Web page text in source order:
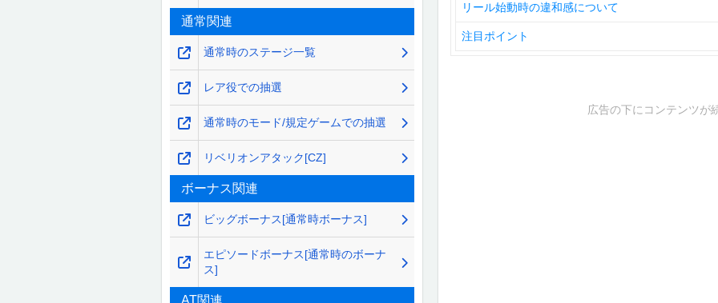
リール始動時の違和感について
注目ポイント
広告の下にコンテンツが
通常関連
通常時のステージ一覧
レア役での抽選
通常時のモード/規定ゲームでの抽選
リベリオンアタック[CZ]
ボーナス関連
ビッグボーナス[通常時ボーナス]
エピソードボーナス[通常時のボーナ
ス]
AT関連